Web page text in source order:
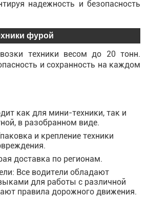
надежность и безопасность
фурой
техники весом до 20 тонн.
и сохранность на каждом
как для мини-техники, так и
в разобранном виде.
и крепление техники
доставка по регионам.
Все водители обладают
для работы с различной
правила дорожного движения.